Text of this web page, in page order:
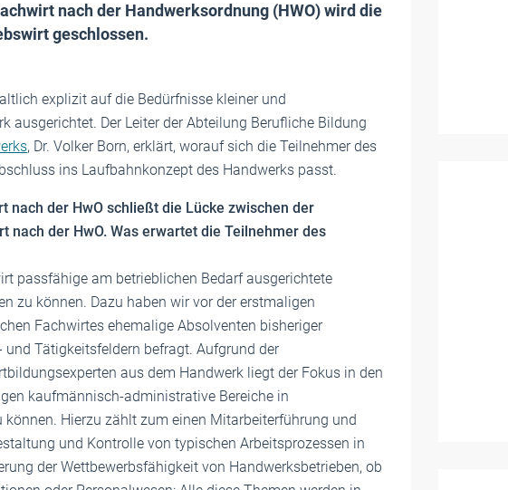
nach der Handwerksordnung (HWO) wird die
geschlossen.
explizit auf die Bedürfnisse kleiner und
ausgerichtet. Der Leiter der Abteilung Berufliche Bildung
, Dr. Volker Born, erklärt, worauf sich die Teilnehmer des
ins Laufbahnkonzept des Handwerks passt.
nach der HwO schließt die Lücke zwischen der
nach der HwO. Was erwartet die Teilnehmer des
passfähige am betrieblichen Bedarf ausgerichtete
zu können. Dazu haben wir vor der erstmaligen
Fachwirtes ehemalige Absolventen bisheriger
Tätigkeitsfeldern befragt. Aufgrund der
aus dem Handwerk liegt der Fokus in den
kaufmännisch-administrative Bereiche in
Hierzu zählt zum einen Mitarbeiterführung und
und Kontrolle von typischen Arbeitsprozessen in
der Wettbewerbsfähigkeit von Handwerksbetrieben, ob